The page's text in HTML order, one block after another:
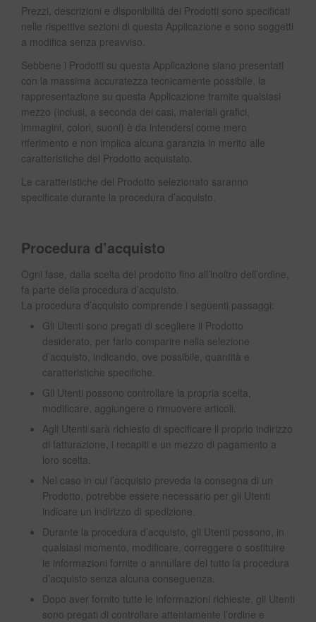
Prezzi, descrizioni e disponibilità dei Prodotti sono specificati
nelle rispettive sezioni di questa Applicazione e sono soggetti
a modifica senza preavviso.
Sebbene i Prodotti su questa Applicazione siano presentati
con la massima accuratezza tecnicamente possibile, la
rappresentazione su questa Applicazione tramite qualsiasi
mezzo (inclusi, a seconda dei casi, materiali grafici,
immagini, colori, suoni) è da intendersi come mero
riferimento e non implica alcuna garanzia in merito alle
caratteristiche del Prodotto acquistato.
Le caratteristiche del Prodotto selezionato saranno
specificate durante la procedura d’acquisto.
Procedura d’acquisto
Ogni fase, dalla scelta del prodotto fino all’inoltro dell’ordine,
fa parte della procedura d’acquisto.
La procedura d’acquisto comprende i seguenti passaggi:
Gli Utenti sono pregati di scegliere il Prodotto
desiderato, per farlo comparire nella selezione
d’acquisto, indicando, ove possibile, quantità e
caratteristiche specifiche.
Gli Utenti possono controllare la propria scelta,
modificare, aggiungere o rimuovere articoli.
Agli Utenti sarà richiesto di specificare il proprio indirizzo
di fatturazione, i recapiti e un mezzo di pagamento a
loro scelta.
Nel caso in cui l’acquisto preveda la consegna di un
Prodotto, potrebbe essere necessario per gli Utenti
indicare un indirizzo di spedizione.
Durante la procedura d’acquisto, gli Utenti possono, in
qualsiasi momento, modificare, correggere o sostituire
le informazioni fornite o annullare del tutto la procedura
d’acquisto senza alcuna conseguenza.
Dopo aver fornito tutte le informazioni richieste, gli Utenti
sono pregati di controllare attentamente l’ordine e